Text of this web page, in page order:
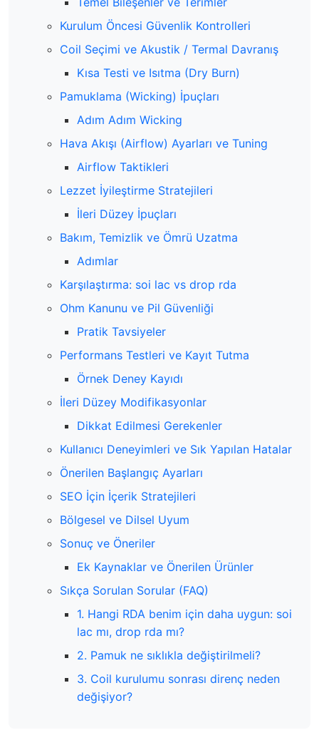
Kurulum Öncesi Güvenlik Kontrolleri
Coil Seçimi ve Akustik / Termal Davranış
Kısa Testi ve Isıtma (Dry Burn)
Pamuklama (Wicking) İpuçları
Adım Adım Wicking
Hava Akışı (Airflow) Ayarları ve Tuning
Airflow Taktikleri
Lezzet İyileştirme Stratejileri
İleri Düzey İpuçları
Bakım, Temizlik ve Ömrü Uzatma
Adımlar
Karşılaştırma: soi lac vs drop rda
Ohm Kanunu ve Pil Güvenliği
Pratik Tavsiyeler
Performans Testleri ve Kayıt Tutma
Örnek Deney Kayıdı
İleri Düzey Modifikasyonlar
Dikkat Edilmesi Gerekenler
Kullanıcı Deneyimleri ve Sık Yapılan Hatalar
Önerilen Başlangıç Ayarları
SEO İçin İçerik Stratejileri
Bölgesel ve Dilsel Uyum
Sonuç ve Öneriler
Ek Kaynaklar ve Önerilen Ürünler
Sıkça Sorulan Sorular (FAQ)
1. Hangi RDA benim için daha uygun: soi
lac mı, drop rda mı?
2. Pamuk ne sıklıkla değiştirilmeli?
3. Coil kurulumu sonrası direnç neden
değişiyor?